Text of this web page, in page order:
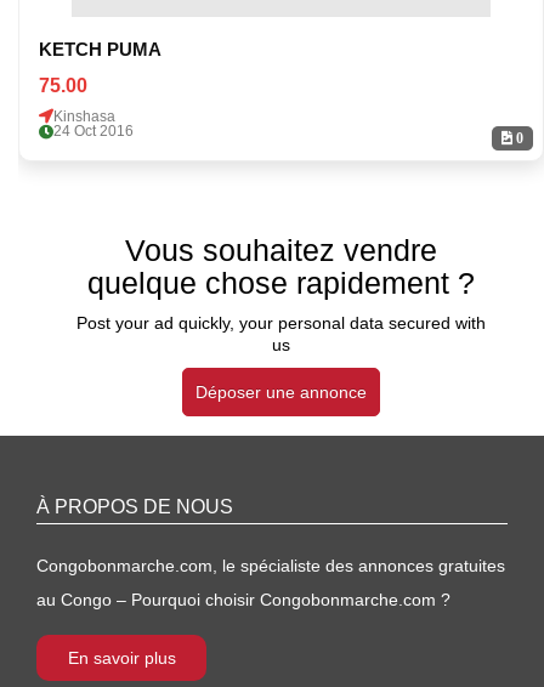
0
KETCH PUMA
75.00
Kinshasa
24 Oct 2016
Vous souhaitez vendre
quelque chose rapidement ?
Post your ad quickly, your personal data secured with
us
Déposer une annonce
À PROPOS DE NOUS
Congobonmarche.com, le spécialiste des annonces gratuites
au Congo – Pourquoi choisir Congobonmarche.com ?
En savoir plus